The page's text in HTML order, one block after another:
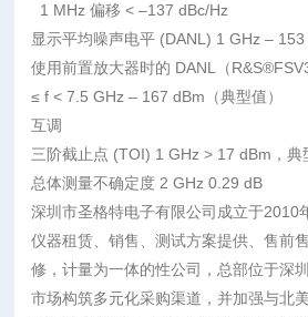
1 MHz 偏移 < –137 dBc/Hz
显示平均噪声电平 (DANL) 1 GHz – 153
使用前置放大器时的 DANL（
≤ f < 7.5 GHz – 167 dBm（典型值）
互调
三阶截止点 (TOI) 1 GHz > 17 dBm，典
总体测量不确定度 2 GHz 0.29 dB
深圳市圣格特电子有限公司成立于2010
仪器租赁、销售、测试方案提供、售前
修，计量为一体的性公司，总部位于深
市场构筑多元化采购渠道，并加强与北